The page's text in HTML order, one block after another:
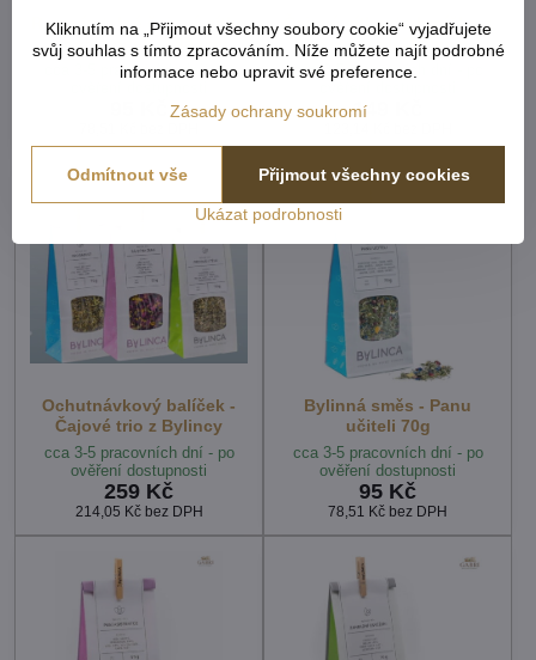
Rozevíratelné čajové sítko
z nerez oceli Ø 45 mm
cca 3-5 pracovních dní - po
Čajové sítko do hrníčku z
nerez oceli Ø 55mm
cca 3-5 pracovních dní - po
149 Kč
Ochutnávkový balíček -
Čajové trio z Bylincy
cca 3-5 pracovních dní - po
ověření dostupnosti
259 Kč
214,05 Kč bez DPH
Bylinná směs - Panu
učiteli 70g
cca 3-5 pracovních dní - po
ověření dostupnosti
95 Kč
78,51 Kč bez DPH
Kliknutím na „Přijmout všechny soubory cookie“ vyjadřujete
svůj souhlas s tímto zpracováním. Níže můžete najít podrobné
informace nebo upravit své preference.
Zásady ochrany soukromí
Ukázat podrobnosti
Přijmout všechny cookies
Odmítnout vše